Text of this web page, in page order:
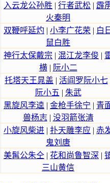
入云龙公孙胜 | 行者武松 | 霹
火秦明
双鞭呼延灼 | 小李广花荣 | 白
鼠白胜
神行太保戴宗 | 混江龙李俊 |
横| 阮小二
托塔天王晁盖 | 活阎罗阮小七
阮小五 | 朱武
黑旋风李逵 | 金枪手徐宁 | 青
兽杨志| 没羽箭张清
小旋风柴进 | 扑天雕李应 | 赤
鬼刘唐
美髯公朱仝 | 花和尚鲁智深 |
三山黄信